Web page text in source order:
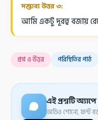
সম্ভাব্য উত্তর ৩:
আমি একটু দূরত্ব বজায়
প্রশ্ন ও উত্তর পরিস্থিতির পাঠ
এই প্রশ্নটি
অডিও শোনো, ফন্ট বড়